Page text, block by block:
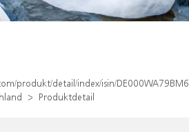
produkt/detail/index/isin/DE000WA79BM6
Produktdetail